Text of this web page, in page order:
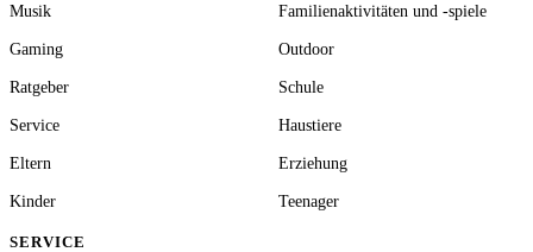
Musik Familienaktivitäten und -spiele
Gaming Outdoor
Ratgeber Schule
Service Haustiere
Eltern Erziehung
Kinder Teenager
SERVICE